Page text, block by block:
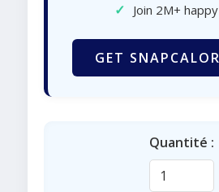
✓ Join 2M+
GET
Quantité :